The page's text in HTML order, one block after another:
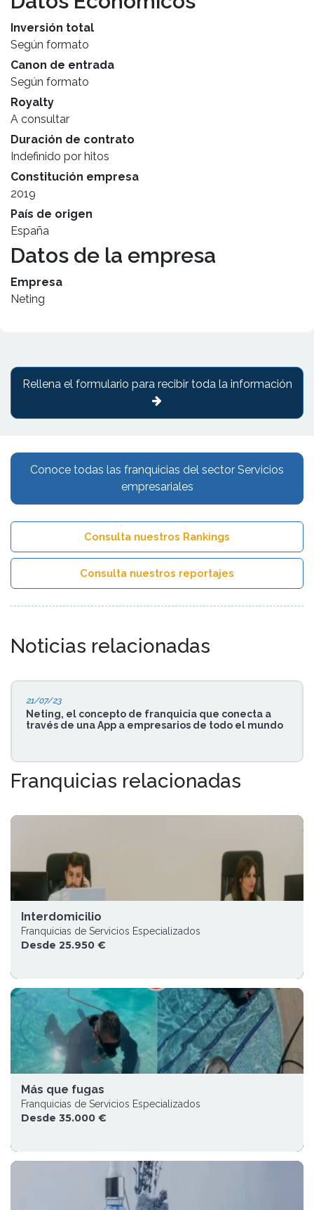
Inversión total
Según formato
Canon de entrada
Según formato
Royalty
A consultar
Duración de contrato
Indefinido por hitos
Constitución empresa
2019
País de origen
España
Datos de la empresa
Empresa
Neting
Conoce todas las franquicias del sector Servicios
empresariales
Consulta nuestros Rankings
Consulta nuestros reportajes
Noticias relacionadas
21/07/23
Neting, el concepto de franquicia que conecta a
través de una App a empresarios de todo el mundo
Franquicias relacionadas
Interdomicilio
Franquicias de Servicios Especializados
Desde 25.950 €
Más que fugas
Franquicias de Servicios Especializados
Desde 35.000 €